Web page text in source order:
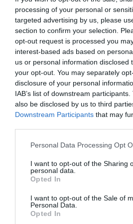
processing of your personal or
targeted advertising by us, please
section to confirm your selection.
opt-out request is processed you
interest-based ads based on
us or personal information disclosed
your opt-out. You may separately
disclosure of your personal
IAB’s list of downstream
also be disclosed by us to third
Downstream Participants that may
Personal Data Processing Opt
I want to opt-out of the Sharing
personal data.
Opted In
I want to opt-out of the Sale of
Personal Data.
Opted In
dinero de procedencia irregular,
frontal a las leyes que regulan la
financiación de partidos políticos
nacional.
El origen de las sospechas que
diligencias secretas se sitúa en los
extraídas al exasesor ministerial
menciones explícitas a cobros en
alta denominación encendieron
situación empeoró
del antiguo gerente de la
quien llegó a describir la constante
principal como una parte
organizativa de la formación, lo